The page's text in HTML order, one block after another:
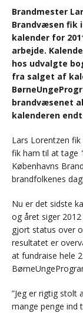
Brandmester
Brandvæsen fik i
kalender for
arbejde.
hos udvalgte
fra salget af
brandvæsenet
kalenderen
Lars Lorentzen
fik ham til at tage
Københavns
brandfolkenes
Nu er det sidste
og året siger
gjort status over
resultatet er
at fundraise hele
”Jeg er rigtig stolt
mange penge ind